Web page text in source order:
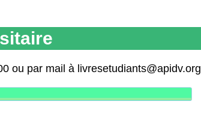
ou par mail à livresetudiants@apidv.org